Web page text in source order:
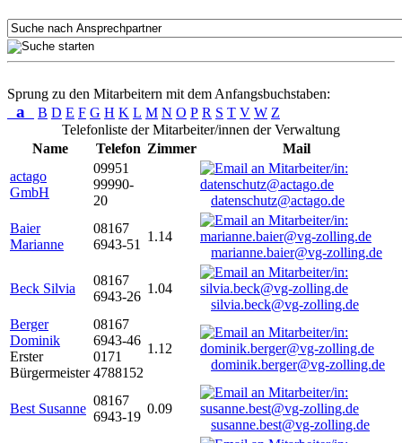
Sprung zu den Mitarbeitern mit dem Anfangsbuchstaben:
a B D E F G H K L M N O P R S T V W Z
Telefonliste der Mitarbeiter/innen der Verwaltung
Name
Telefon Zimmer
Mail
actago
GmbH
09951
99990-
20
datenschutz@actago.de
Baier
Marianne
08167
6943-51
1.14
marianne.baier@vg-zolling.de
Beck Silvia
08167
6943-26
1.04
silvia.beck@vg-zolling.de
Berger
Dominik
Erster
Bürgermeister
08167
6943-46
0171
4788152
1.12
dominik.berger@vg-zolling.de
Best Susanne
08167
6943-19
0.09
susanne.best@vg-zolling.de